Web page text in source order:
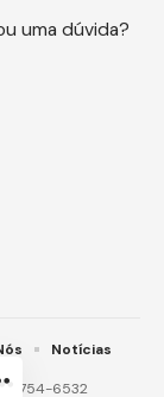
uma dúvida?
6532
Notícias